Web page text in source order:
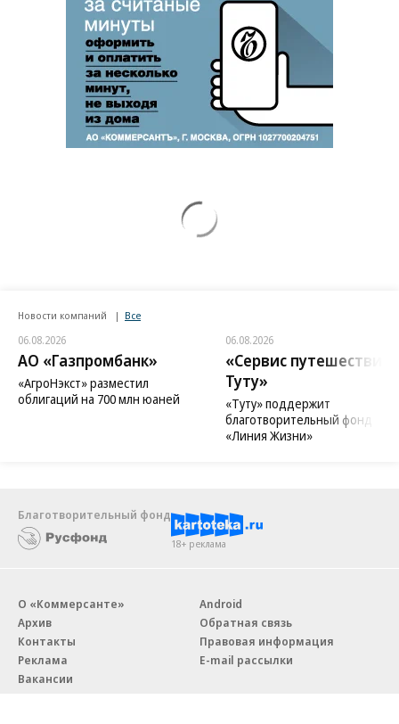
ВСУ точно получат десятки тысяч новых
солдат
Рубио отреагировал на требование
перестать накачивать ВСУ оружием
Путин озвучил итоговый план СВО
Новости компаний
«АгроНэкст» разместил
облигаций на 700 млн юаней
Туту»
«Туту» поддержит
благотворительный фонд
«Линия Жизни»